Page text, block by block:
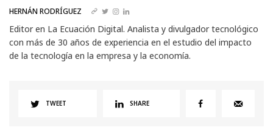
HERNÁN RODRÍGUEZ
Editor en La Ecuación Digital. Analista y divulgador tecnológico
con más de 30 años de experiencia en el estudio del impacto
de la tecnología en la empresa y la economía.
TWEET SHARE